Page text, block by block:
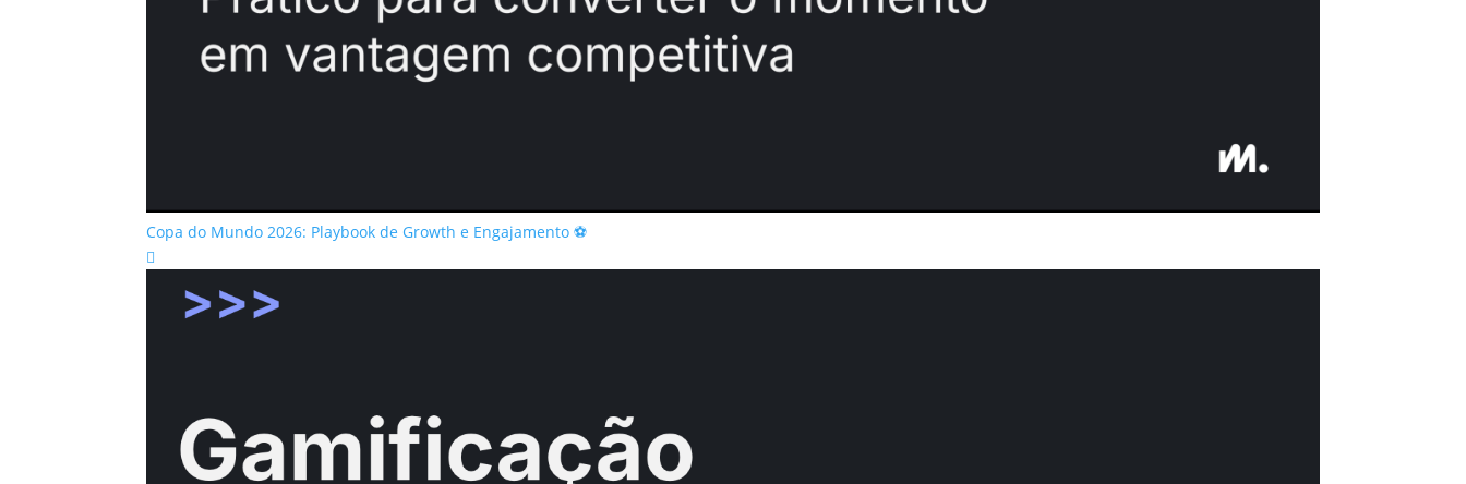
Copa do Mundo 2026: Playbook de Growth e Engajamento ⚽
